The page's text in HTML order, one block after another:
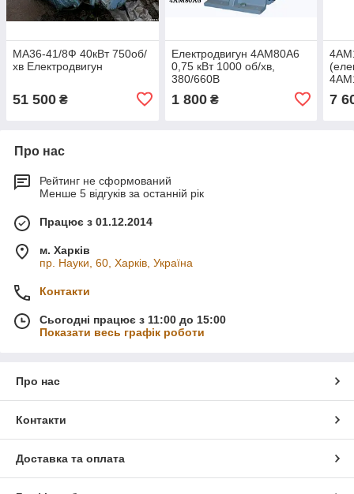
МА36-41/8Ф 40кВт 750об/
хв Електродвигун
51 500 ₴
Електродвигун 4АМ80А6
0,75 кВт 1000 об/хв,
380/660В
1 800₴ 7
Про нас
Рейтинг не сформований
Менше 5 відгуків за останній рік
Працює з 01.12.2014
м. Харків
пр. Науки, 60, Харків, Україна
Контакти
Сьогодні працює з 11:00 до 15:00
Показати весь графік роботи
Про нас
Контакти
Доставка та оплата